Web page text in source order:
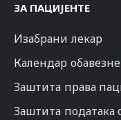
ЗА ПАЦИЈЕНТЕ
Изабрани лекар
Календар
Заштита права
Заштита података